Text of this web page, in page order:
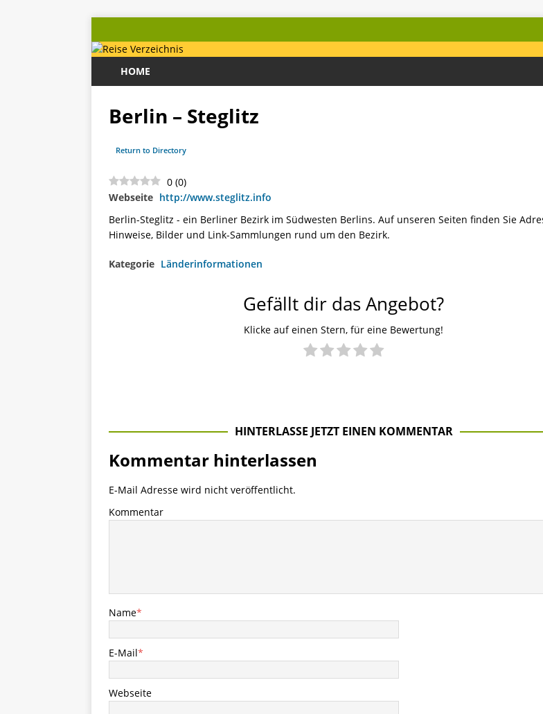
HOME
Berlin – Steglitz
Return to Directory
0 (0)
Webseite http://www.steglitz.info
Berlin-Steglitz - ein Berliner Bezirk im Südwesten Berlins. Auf unseren Seiten finden Sie
Hinweise, Bilder und Link-Sammlungen rund um den Bezirk.
Kategorie Länderinformationen
Gefällt dir das Angebot?
Klicke auf einen Stern, für eine Bewertung!
HINTERLASSE JETZT EINEN KOMMENTAR
Kommentar hinterlassen
E-Mail Adresse wird nicht veröffentlicht.
Kommentar
Name*
E-Mail*
Webseite